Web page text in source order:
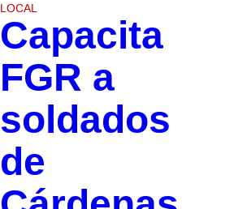
LOCAL
Capacita
FGR a
soldados
de